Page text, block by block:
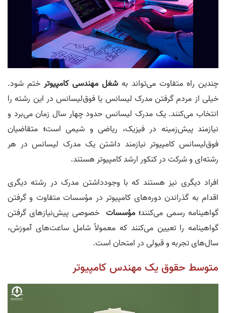
چندین راه متفاوت می‌تواند به شغل مهندسی کامپیوتر ختم شود.
خیلی از مردم گرفتن مدرک لیسانس یا فوق‌لیسانس در این رشته را
انتخاب می‌کنند. یک مدرک لیسانس حدود چهار سال زمان می‌برد و
نیازمند پیش‌زمینه در فیزیک، ریاضی و شیمی است؛ متقاضیان
فوق‌لیسانس کامپیوتر نیازمند داشتن یک مدرک لیسانس در هر
رشته‌ای و شرکت در کنکور ارشد کامپیوتر هستند.
افراد دیگری نیز هستند که با وجودداشتن مدرک در رشته دیگری
اقدام به گذراندن دوره‌های کامپیوتر در مؤسسات متفاوت و گرفتن
گواهینامه رسمی می‌کنند؛ مؤسسات خصوصی پیش‌نیازهای گرفتن
گواهینامه را تعیین می‌کنند که معمولاً شامل ساعت‌های آموزش،
سال‌های تجربه و قبولی در امتحان است.
متوسط حقوق یک مهندس کامپیوتر